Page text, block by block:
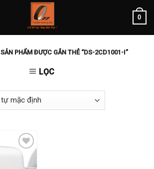
0
SẢN PHẨM ĐƯỢC GẮN THẺ “DS-2CD1001-I”
LỌC